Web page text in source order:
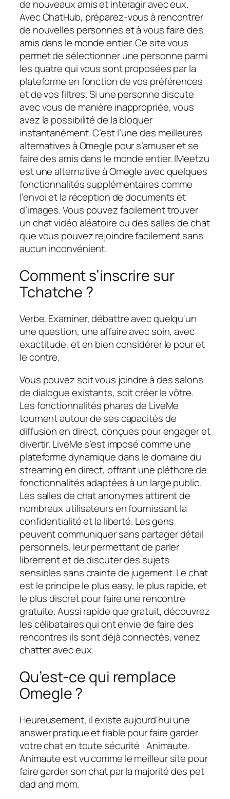
de nouveaux amis et interagir avec eux.
Avec ChatHub, préparez-vous à rencontrer
de nouvelles personnes et à vous faire des
amis dans le monde entier. Ce site vous
permet de sélectionner une personne parmi
les quatre qui vous sont proposées par la
plateforme en fonction de vos préférences
et de vos filtres. Si une personne discute
avec vous de manière inappropriée, vous
avez la possibilité de la bloquer
instantanément. C’est l’une des meilleures
alternatives à Omegle pour s’amuser et se
faire des amis dans le monde entier. IMeetzu
est une alternative à Omegle avec quelques
fonctionnalités supplémentaires comme
l’envoi et la réception de documents et
d’images. Vous pouvez facilement trouver
un chat vidéo aléatoire ou des salles de chat
que vous pouvez rejoindre facilement sans
aucun inconvénient.
Comment s’inscrire sur
Tchatche ?
Verbe. Examiner, débattre avec quelqu'un
une question, une affaire avec soin, avec
exactitude, et en bien considérer le pour et
le contre.
Vous pouvez soit vous joindre à des salons
de dialogue existants, soit créer le vôtre.
Les fonctionnalités phares de LiveMe
tournent autour de ses capacités de
diffusion en direct, conçues pour engager et
divertir. LiveMe s’est imposé comme une
plateforme dynamique dans le domaine du
streaming en direct, offrant une pléthore de
fonctionnalités adaptées à un large public.
Les salles de chat anonymes attirent de
nombreux utilisateurs en fournissant la
confidentialité et la liberté. Les gens
peuvent communiquer sans partager détail
personnels, leur permettant de parler
librement et de discuter des sujets
sensibles sans crainte de jugement. Le chat
est le principe le plus easy, le plus rapide, et
le plus discret pour faire une rencontre
gratuite. Aussi rapide que gratuit, découvrez
les célibataires qui ont envie de faire des
rencontres ils sont déjà connectés, venez
chatter avec eux.
Qu’est-ce qui remplace
Omegle ?
Heureusement, il existe aujourd'hui une
answer pratique et fiable pour faire garder
votre chat en toute sécurité : Animaute.
Animaute est vu comme le meilleur site pour
faire garder son chat par la majorité des pet
dad and mom.